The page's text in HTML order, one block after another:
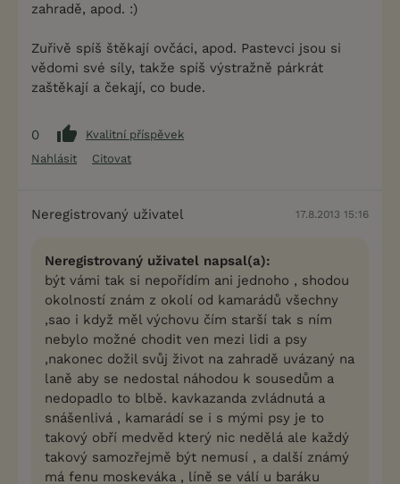
zahradě, apod. :)
Zuřivě spíš štěkají ovčáci, apod. Pastevci jsou si
vědomi své síly, takže spíš výstražně párkrát
zaštěkají a čekají, co bude.
0
Kvalitní příspěvek
Nahlásit
Citovat
Neregistrovaný uživatel 17.8.2013 15:16
Neregistrovaný uživatel napsal(a):
být vámi tak si nepořídím ani jednoho , shodou
okolností znám z okolí od kamarádů všechny
,sao i když měl výchovu čím starší tak s ním
nebylo možné chodit ven mezi lidi a psy
,nakonec dožil svůj život na zahradě uvázaný na
laně aby se nedostal náhodou k sousedům a
nedopadlo to blbě. kavkazanda zvládnutá a
snášenlivá , kamarádí se i s mými psy je to
takový obří medvěd který nic nedělá ale každý
takový samozřejmě být nemusí , a další známý
má fenu moskeváka , líně se válí u baráku